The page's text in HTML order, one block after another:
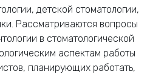
детской стоматологии,
Рассматриваются вопросы
в стоматологической
аспектам работы
планирующих работать,